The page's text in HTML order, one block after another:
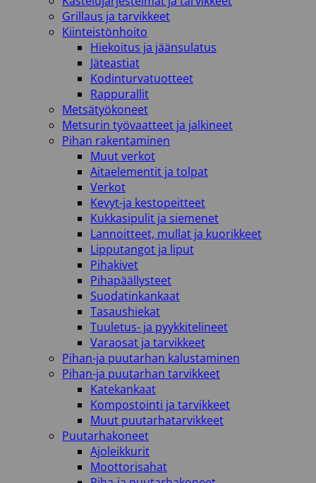
Grillaus ja tarvikkeet
Kiinteistönhoito
Hiekoitus ja jäänsulatus
Jäteastiat
Kodinturvatuotteet
Rappurallit
Metsätyökoneet
Metsurin työvaatteet ja jalkineet
Pihan rakentaminen
Muut verkot
Aitaelementit ja tolpat
Verkot
Kevyt-ja kestopeitteet
Kukkasipulit ja siemenet
Lannoitteet, mullat ja kuorikkeet
Lipputangot ja liput
Pihakivet
Pihapäällysteet
Suodatinkankaat
Tasaushiekat
Tuuletus- ja pyykkitelineet
Varaosat ja tarvikkeet
Pihan-ja puutarhan kalustaminen
Pihan-ja puutarhan tarvikkeet
Katekankaat
Kompostointi ja tarvikkeet
Muut puutarhatarvikkeet
Puutarhakoneet
Ajoleikkurit
Moottorisahat